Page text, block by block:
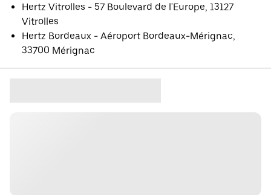
Hertz Vitrolles - 57 Boulevard de l'Europe, 13127
Vitrolles
Hertz Bordeaux - Aéroport Bordeaux-Mérignac,
33700 Mérignac